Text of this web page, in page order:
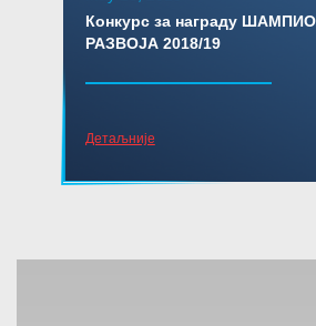
Конкурс за награду
РАЗВОЈА 2018/19
Детаљније